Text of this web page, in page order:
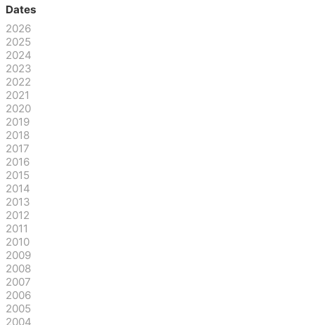
Dates
2026
2025
2024
2023
2022
2021
2020
2019
2018
2017
2016
2015
2014
2013
2012
2011
2010
2009
2008
2007
2006
2005
2004